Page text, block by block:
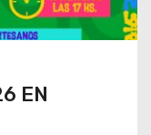
EN